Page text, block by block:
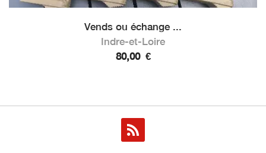
Vends ou échange ...
Indre-et-Loire
80,00 €